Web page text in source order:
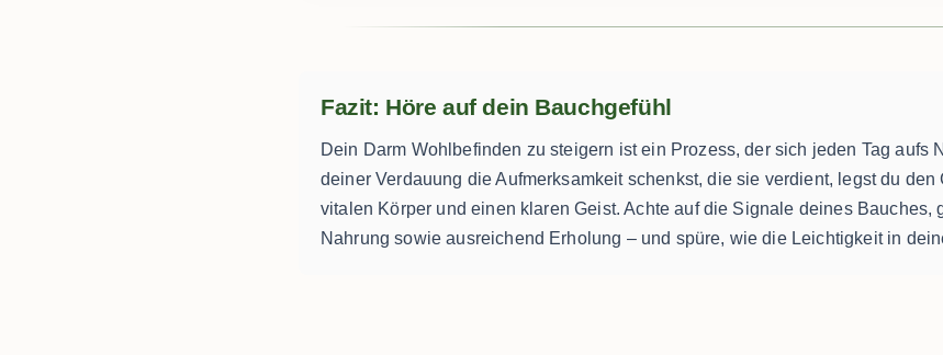
Fazit: Höre auf dein Bauchgefühl
Dein Darm Wohlbefinden zu steigern ist ein Prozess, der sich jeden Tag aufs
deiner Verdauung die Aufmerksamkeit schenkst, die sie verdient, legst du den
vitalen Körper und einen klaren Geist. Achte auf die Signale deines Bauches,
Nahrung sowie ausreichend Erholung – und spüre, wie die Leichtigkeit in